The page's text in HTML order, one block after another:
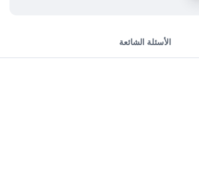
الأسئلة الشائعة